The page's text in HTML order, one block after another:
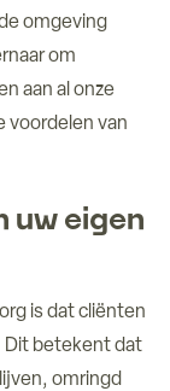
omgeving
om
aan al onze
voordelen van
uw eigen
is dat cliënten
Dit betekent dat
omringd